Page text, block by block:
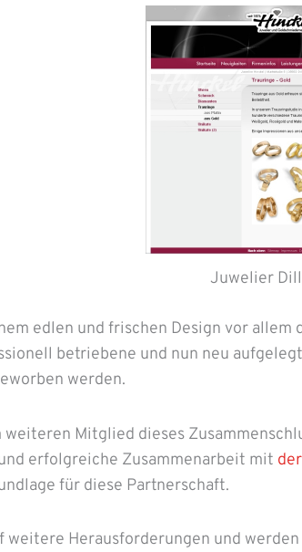
Juwelier
edlen und frischen Design vor allem
betriebene und nun neu
werden.
Mitglied dieses
erfolgreiche Zusammenarbeit mit
für diese Partnerschaft.
weitere Herausforderungen und